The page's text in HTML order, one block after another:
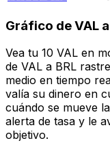
Gráfico de VAL a
Vea tu 10 VAL en
de VAL a BRL
medio en tiempo
valía su dinero en
cuándo se mueve
alerta de tasa y le
objetivo.